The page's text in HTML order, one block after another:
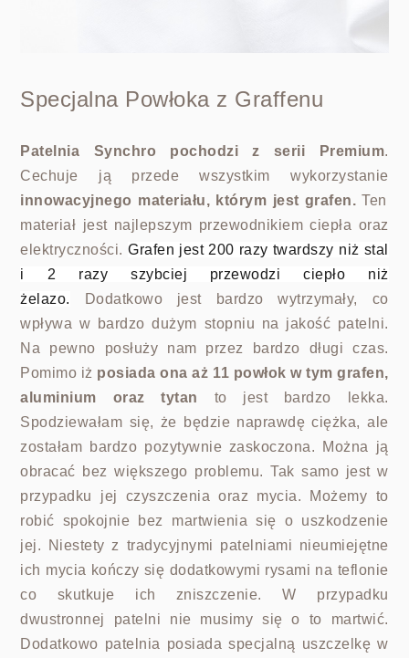
Specjalna Powłoka z Graffenu
Patelnia Synchro pochodzi z serii Premium.
Cechuje ją przede wszystkim wykorzystanie
innowacyjnego materiału, którym jest grafen. Ten
materiał jest najlepszym przewodnikiem ciepła oraz
elektryczności.Grafen jest 200 razy twardszy niż stal
i 2 razy szybciej przewodzi ciepło niż
żelazo.
Dodatkowo jest bardzo wytrzymały, co
wpływa w bardzo dużym stopniu na jakość patelni.
Na pewno posłuży nam przez bardzo długi czas.
Pomimo iż posiada ona aż 11 powłok w tym grafen,
aluminium oraz tytan
to jest bardzo lekka.
Spodziewałam się, że będzie naprawdę ciężka, ale
zostałam bardzo pozytywnie zaskoczona. Można ją
obracać bez większego problemu. Tak samo jest w
przypadku jej czyszczenia oraz mycia. Możemy to
robić spokojnie bez martwienia się o uszkodzenie
jej. Niestety z tradycyjnymi patelniami nieumiejętne
ich mycia kończy się dodatkowymi rysami na teflonie
co skutkuje ich zniszczenie. W przypadku
dwustronnej patelni nie musimy się o to martwić.
Dodatkowo patelnia posiada specjalną uszczelkę w